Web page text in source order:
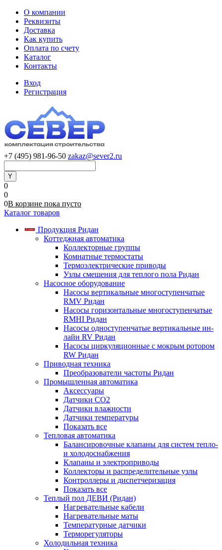
О компании
Реквизиты
Доставка
Как купить
Оплата по счету
Каталог
Контакты
Вход
Регистрация
+7 (495) 981-96-50 zakaz@sever2.ru
0
0
0В корзине пока пусто
Каталог товаров
Продукция Ридан
Коттеджная автоматика
Коллекторные группы
Комнатные термостаты
Термоэлектрические приводы
Узлы смешения для теплого пола Ридан
Насосное оборудование
Насосы вертикальные многоступенчатые
RMV Ридан
Насосы горизонтальные многоступенчатые
RMHI Ридан
Насосы одноступенчатые вертикальные ин-
лайн RV Ридан
Насосы циркуляционные с мокрым ротором
RW Ридан
Приводная техника
Преобразователи частоты Ридан
Промышленная автоматика
Аксессуары
Датчики CO2
Датчики влажности
Датчики температуры
Показать все
Тепловая автоматика
Балансировочные клапаны для систем тепло-
и холодоснабжения
Клапаны и электроприводы
Коллекторы и распределительные узлы
Контроллеры и диспетчеризация
Показать все
Теплый пол ДЕВИ (Ридан)
Нагревательные кабели
Нагревательные маты
Температурные датчики
Терморегуляторы
Холодильная техника